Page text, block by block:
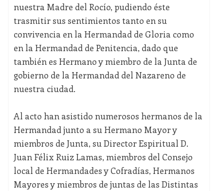
nuestra Madre del Rocío, pudiendo éste
trasmitir sus sentimientos tanto en su
convivencia en la Hermandad de Gloria como
en la Hermandad de Penitencia, dado que
también es Hermano y miembro de la Junta de
gobierno de la Hermandad del Nazareno de
nuestra ciudad.
Al acto han asistido numerosos hermanos de la
Hermandad junto a su Hermano Mayor y
miembros de Junta, su Director Espiritual D.
Juan Félix Ruiz Lamas, miembros del Consejo
local de Hermandades y Cofradías, Hermanos
Mayores y miembros de juntas de las Distintas